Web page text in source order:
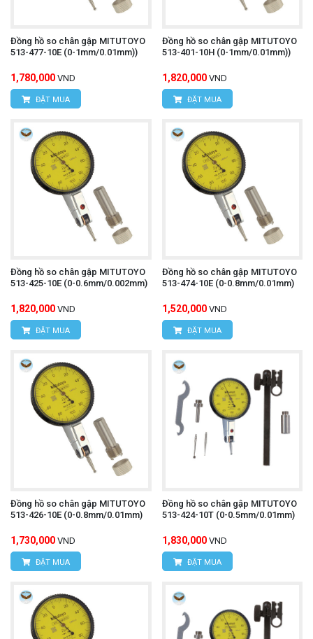
Đồng hồ so chân gập MITUTOYO
513-477-10E (0-1mm/0.01mm))
1,780,000 VND
ĐẶT MUA
Đồng hồ so chân gập MITUTOYO
513-401-10H (0-1mm/0.01mm))
1,820,000 VND
ĐẶT MUA
Đồng hồ so chân gập MITUTOYO
513-425-10E (0-0.6mm/0.002mm)
1,820,000 VND
ĐẶT MUA
Đồng hồ so chân gập MITUTOYO
513-474-10E (0-0.8mm/0.01mm)
1,520,000 VND
ĐẶT MUA
Đồng hồ so chân gập MITUTOYO
513-426-10E (0-0.8mm/0.01mm)
1,730,000 VND
ĐẶT MUA
Đồng hồ so chân gập MITUTOYO
513-424-10T (0-0.5mm/0.01mm)
1,830,000 VND
ĐẶT MUA